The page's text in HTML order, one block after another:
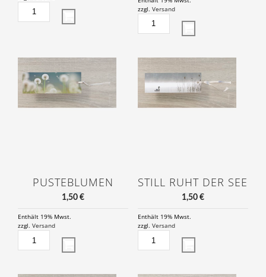
KRANICH
MENGE
zzgl. Versand
KRANICHE
AM
PUSTEBLUMEN
1,50€
Enthält 19% Mwst.
zzgl. Versand
PUSTEBLUMEN
MENGE
STILL RUHT DER SEE
1,50 €
Enthält 19% Mwst.
zzgl. Versand
STILL
RUHT